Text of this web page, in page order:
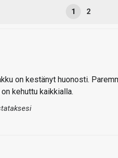
1 2
on kestänyt huonosti.
kehuttu kaikkialla.